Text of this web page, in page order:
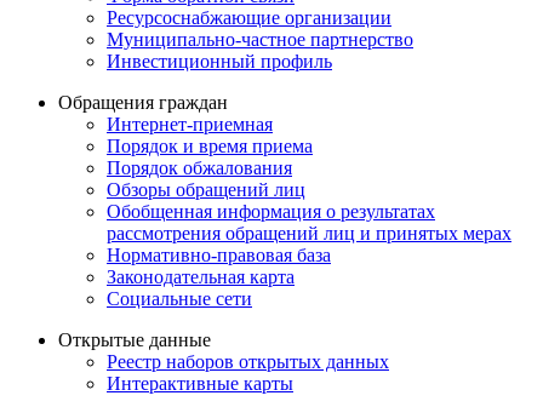
Ресурсоснабжающие организации
Муниципально-частное партнерство
Инвестиционный профиль
Обращения граждан
Интернет-приемная
Порядок и время приема
Порядок обжалования
Обзоры обращений лиц
Обобщенная информация о результатах
рассмотрения обращений лиц и принятых мерах
Нормативно-правовая база
Законодательная карта
Социальные сети
Открытые данные
Реестр наборов открытых данных
Интерактивные карты